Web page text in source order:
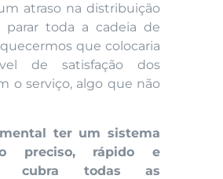
atraso na distribuição
parar toda a cadeia de
que colocaria
de satisfação dos
o serviço, algo que não
ter um sistema
preciso, rápido e
cubra todas as